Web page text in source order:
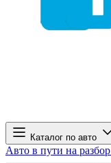
Каталог по авто
Авто в пути на разбор